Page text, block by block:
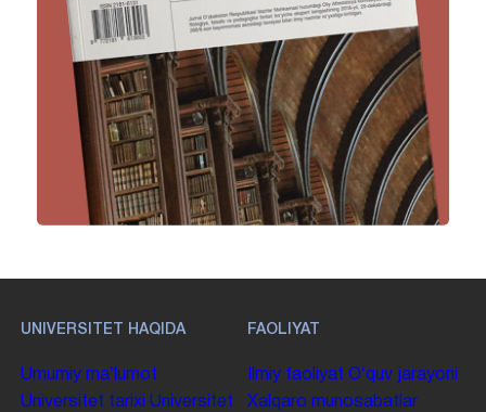
UNIVERSITET HAQIDA
Umumiy maʼlumot
Universitet tarixi Universitet
FAOLIYAT
Ilmiy faoliyat Oʻquv jarayoni
Xalqaro munosabatlar